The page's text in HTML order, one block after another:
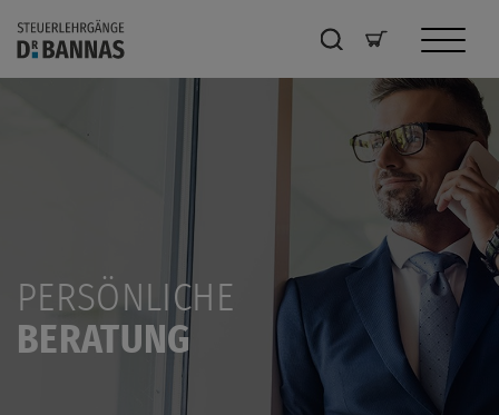
PERSÖNLICHE
BERATUNG